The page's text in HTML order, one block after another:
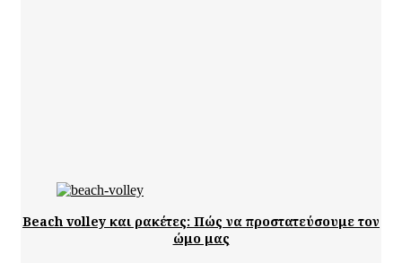
Beach volley και ρακέτες: Πώς να προστατεύσουμε τον
ώμο μας